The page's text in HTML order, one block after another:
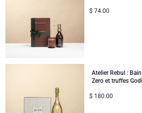
Romance
Cadeaux pour elle
Bon rétablissement
$ 74.00
Atelier Rebul :
Zero et truffes
$ 180.00